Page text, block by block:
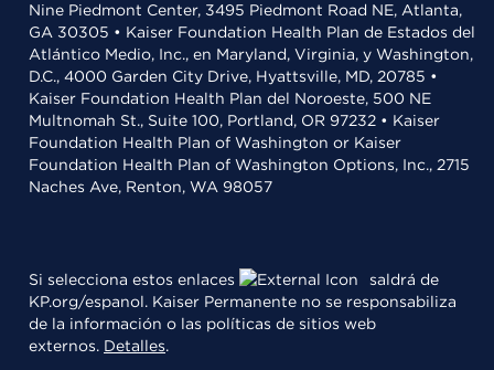
Nine Piedmont Center, 3495 Piedmont Road NE, Atlanta,
GA 30305 • Kaiser Foundation Health Plan de Estados del
Atlántico Medio, Inc., en Maryland, Virginia, y Washington,
D.C., 4000 Garden City Drive, Hyattsville, MD, 20785 •
Kaiser Foundation Health Plan del Noroeste, 500 NE
Multnomah St., Suite 100, Portland, OR 97232 • Kaiser
Foundation Health Plan of Washington or Kaiser
Foundation Health Plan of Washington Options, Inc., 2715
Naches Ave, Renton, WA 98057
Si selecciona estos enlaces
saldrá de
KP.org/espanol. Kaiser Permanente no se responsabiliza
de la información o las políticas de sitios web
externos. Detalles.